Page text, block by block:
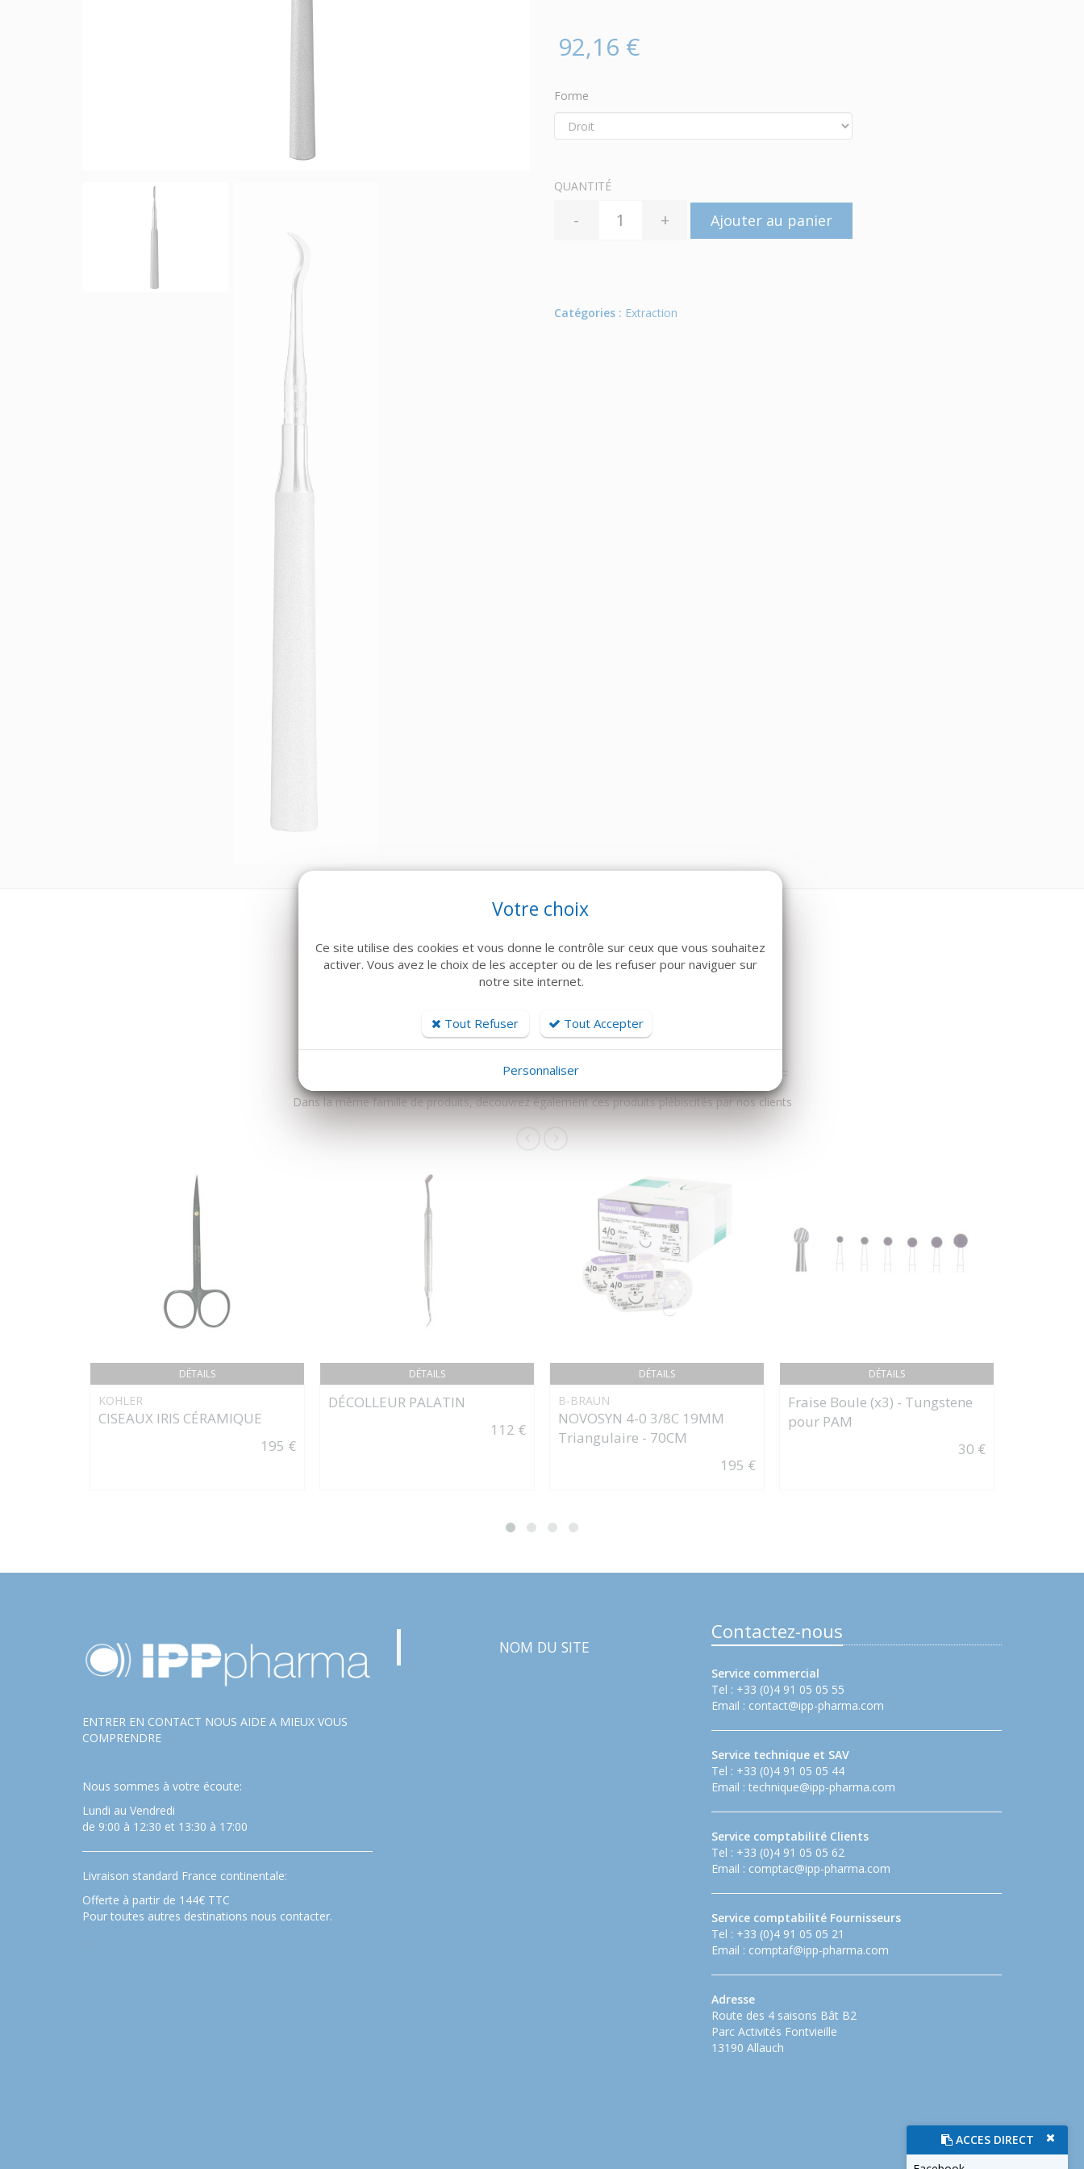
92,16 €
Forme
QUANTITÉ
- + Ajouter au panier
Catégories : Extraction
ARTICLES CONNEXES
Dans la même famille de produits, découvrez également ces produits plébiscités par nos clients
DÉTAILS
KOHLER
CISEAUX IRIS CÉRAMIQUE
195 €
DÉTAILS
DÉCOLLEUR PALATIN
112 €
DÉTAILS
B-BRAUN
NOVOSYN 4-0 3/8C 19MM
Triangulaire - 70CM
195 €
DÉTAILS
Fraise Boule (x3) - Tungstene
pour PAM
30 €
ENTRER EN CONTACT NOUS AIDE A MIEUX VOUS
COMPRENDRE
Nous sommes à votre écoute:
Lundi au Vendredi
de 9:00 à 12:30 et 13:30 à 17:00
Livraison standard France continentale:
Offerte à partir de 144€ TTC
Pour toutes autres destinations nous contacter.
…
NOM DU SITE
Contactez-nous
Service commercial
Tel : +33 (0)4 91 05 05 55
Email : contact@ipp-pharma.com
Service technique et SAV
Tel : +33 (0)4 91 05 05 44
Email : technique@ipp-pharma.com
Service comptabilité Clients
Tel : +33 (0)4 91 05 05 62
Email : comptac@ipp-pharma.com
Service comptabilité Fournisseurs
Tel : +33 (0)4 91 05 05 21
Email : comptaf@ipp-pharma.com
Adresse
Route des 4 saisons Bât B2
Parc Activités Fontvieille
13190 Allauch
ACCES DIRECT
Votre choix
Ce site utilise des cookies et vous donne le contrôle sur ceux que vous souhaitez
activer. Vous avez le choix de les accepter ou de les refuser pour naviguer sur
notre site internet.
Tout Refuser Tout Accepter
Personnaliser